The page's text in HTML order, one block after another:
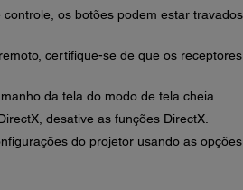
os botões podem estar travados.
certifique-se de que os
da tela do modo de tela cheia.
desative as funções DirectX.
do projetor usando as